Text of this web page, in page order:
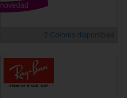
novedad
2 Colores disponibles